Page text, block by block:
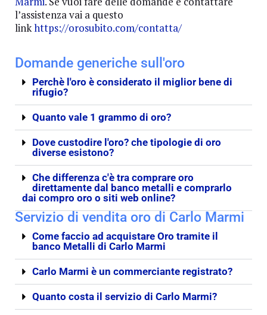
l’assistenza vai a questo
linkhttps://orosubito.com/contatta/
Domande generiche sull'oro
Perchè l'oro è considerato il miglior bene di
rifugio?
Quanto vale 1 grammo di oro?
Dove custodire l'oro? che tipologie di oro
diverse esistono?
Che differenza c'è tra comprare oro
direttamente dal banco metalli e comprarlo
dai compro oro o siti web online?
Servizio di vendita oro di Carlo Marmi
Come faccio ad acquistare Oro tramite il
banco Metalli di Carlo Marmi
Carlo Marmi è un commerciante registrato?
Quanto costa il servizio di Carlo Marmi?